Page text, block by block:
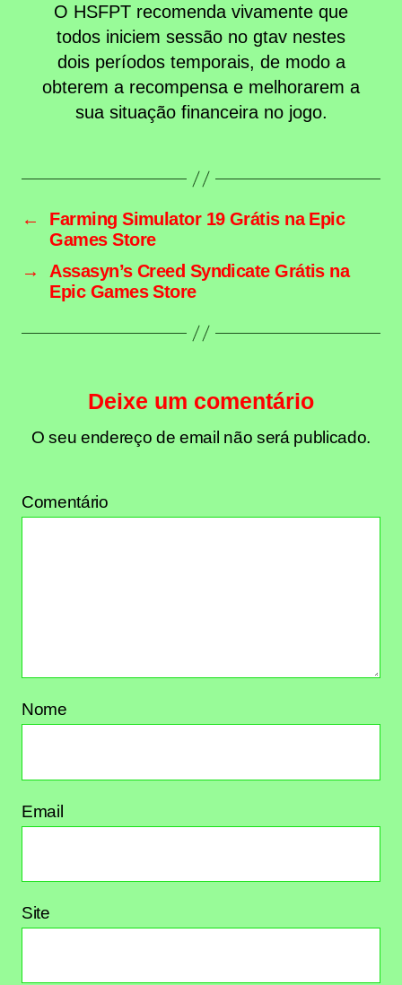
O HSFPT recomenda vivamente que
todos iniciem sessão no gtav nestes
dois períodos temporais, de modo a
obterem a recompensa e melhorarem a
sua situação financeira no jogo.
←
Farming Simulator 19 Grátis na Epic
Games Store
→
Assasyn’s Creed Syndicate Grátis na
Epic Games Store
Deixe um comentário
O seu endereço de email não será publicado.
Comentário
Nome
Email
Site